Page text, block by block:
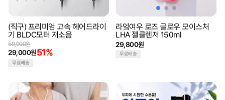
(직구) 프리미엄 고속 헤어드라이
기 BLDC모터 저소음
29,000원51%
59,000원
무료배송
라잌여우 로즈 글로우 모이스처
LHA 젤클렌저 150ml
29,800원
무료배송